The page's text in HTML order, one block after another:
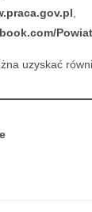
uzyskać